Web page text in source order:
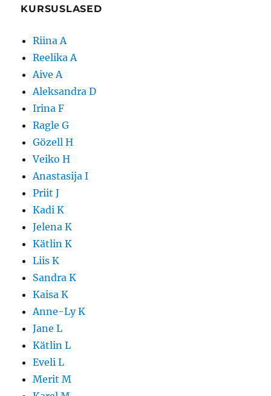
KURSUSLASED
Riina A
Reelika A
Aive A
Aleksandra D
Irina F
Ragle G
Gözell H
Veiko H
Anastasija I
Priit J
Kadi K
Jelena K
Kätlin K
Liis K
Sandra K
Kaisa K
Anne-Ly K
Jane L
Kätlin L
Eveli L
Merit M